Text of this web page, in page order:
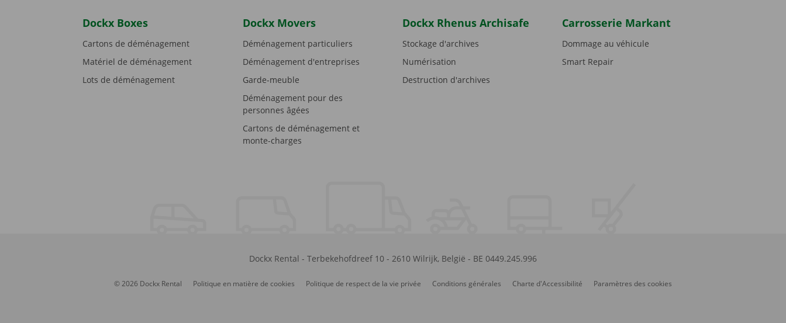
Dockx Boxes
Cartons de déménagement
Matériel de déménagement
Lots de déménagement
Dockx Movers
Déménagement particuliers
Déménagement d'entreprises
Garde-meuble
Déménagement pour des
personnes âgées
Cartons de déménagement et
monte-charges
Dockx Rhenus Archisafe
Stockage d'archives
Numérisation
Destruction d'archives
Carrosserie Markant
Dommage au véhicule
Smart Repair
Dockx Rental - Terbekehofdreef 10- 2610 Wilrijk, België - BE 0449.245.996
© 2026 Dockx Rental Politique en matière de cookies Politique de respect de la vie privée Conditions générales Charte d'Accessibilité Paramètres des cookies